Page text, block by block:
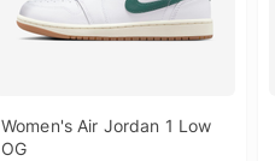
Women's Air Jordan 1 Low
OG